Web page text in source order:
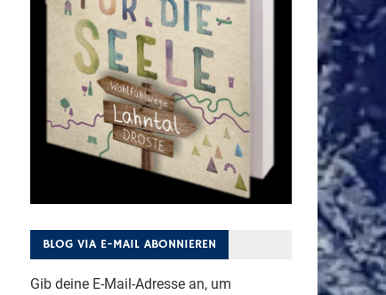
BLOG VIA E-MAIL ABONNIEREN
Gib deine E-Mail-Adresse an, um